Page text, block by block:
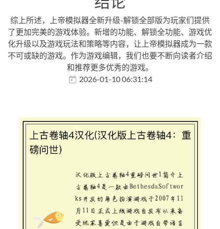
综上所述，上帝模拟器全新升级-解锁全部版为玩家们提供
了更加完美的游戏体验。新增的功能、解锁全功能、游戏优
化升级以及游戏玩法和策略等内容，让上帝模拟器成为一款
不可或缺的游戏。作为游戏编辑，我们也要不断向读者介绍
和推荐更多优秀的游戏。
2026-01-10 06:31:14